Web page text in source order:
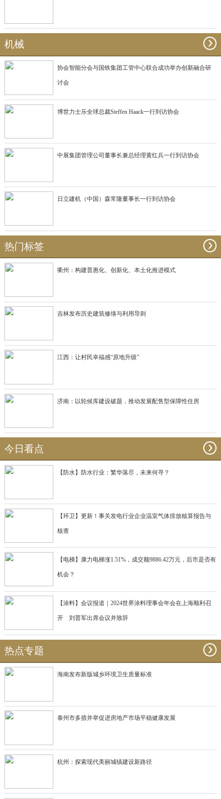
机械
协会智能分会与国铁集团工管中心联合成功举办创新融合研
讨会
博世力士乐全球总裁Steffen Haack一行到访协会
中展集团管理公司董事长兼总经理黄红兵一行到访协会
日立建机（中国）森常隆董事长一行到访协会
热门标签
衢州：构建普惠化、创新化、本土化推进模式
吉林发布历史建筑修缮与利用导则
江西：让村民幸福感“原地升级”
济南：以轮候库建设破题，推动发展配售型保障性住房
今日看点
【防水】防水行业：繁华落尽，未来何寻？
【环卫】更新！事关发电行业企业温室气体排放核算报告与
核查
【电梯】康力电梯涨1.51%，成交额9886.42万元，后市是否有
机会？
【涂料】会议报道｜2024世界涂料理事会年会在上海顺利召
开 刘普军出席会议并致辞
热点专题
海南发布新版城乡环境卫生质量标准
泰州市多措并举促进房地产市场平稳健康发展
杭州：探索现代美丽城镇建设新路径